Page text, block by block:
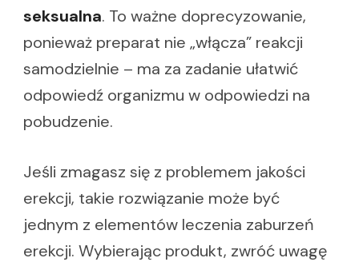
seksualna. To ważne doprecyzowanie,
ponieważ preparat nie „włącza” reakcji
samodzielnie – ma za zadanie ułatwić
odpowiedź organizmu w odpowiedzi na
pobudzenie.
Jeśli zmagasz się z problemem jakości
erekcji, takie rozwiązanie może być
jednym z elementów leczenia zaburzeń
erekcji. Wybierając produkt, zwróć uwagę